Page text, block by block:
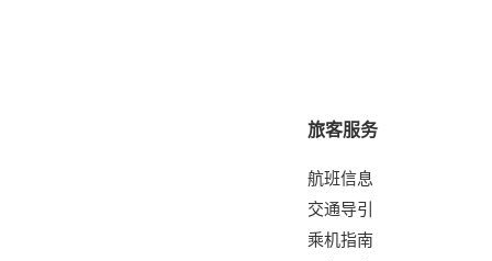
旅客服务
航班信息
交通导引
乘机指南